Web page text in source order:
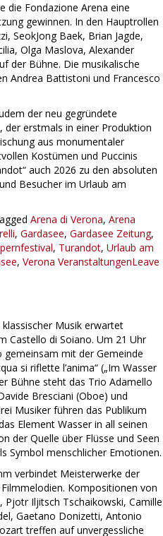
die Fondazione Arena eine
gewinnen. In den Hauptrollen
SeokJong Baek, Brian Jagde,
Olga Maslova, Alexander
der Bühne. Die musikalische
Andrea Battistoni und Francesco
der neu gegründete
der erstmals in einer Produktion
aus monumentaler
Kostümen und Puccinis
auch 2026 zu den absoluten
Besucher im Urlaub am
Arena di Verona, Arena
, Gardasee, Gardasee Zeitung,
, Turandot, Urlaub am
, Verona VeranstaltungenLeave
Musik erwartet
Castello di Soiano. Um 21 Uhr
mit der Gemeinde
si riflette l’anima“ („Im Wasser
Bühne steht das Trio Adamello
Bresciani (Oboe) und
Musiker führen das Publikum
Element Wasser in all seinen
der Quelle über Flüsse und Seen
Symbol menschlicher Emotionen.
verbindet Meisterwerke der
Kompositionen von
Pjotr Iljitsch Tschaikowski, Camille
Gaetano Donizetti, Antonio
treffen auf unvergessliche